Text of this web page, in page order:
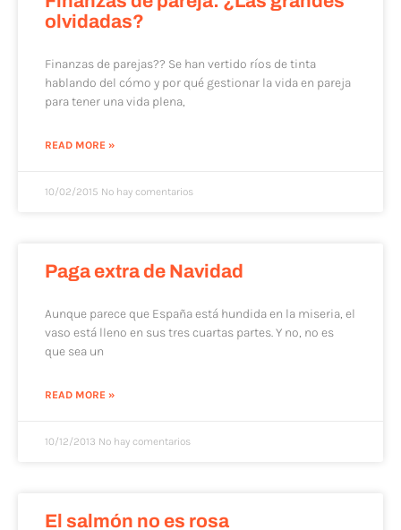
olvidadas?
Finanzas de parejas?? Se han vertido ríos de tinta
hablando del cómo y por qué gestionar la vida en pareja
para tener una vida plena,
READ MORE »
10/02/2015 No hay comentarios
Paga extra de Navidad
Aunque parece que España está hundida en la miseria, el
vaso está lleno en sus tres cuartas partes. Y no, no es
que sea un
READ MORE »
10/12/2013 No hay comentarios
El salmón no es rosa